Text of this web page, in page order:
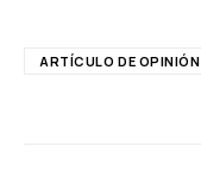
ARTÍCULO DE OPINIÓN